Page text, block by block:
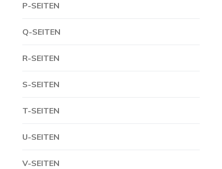
P-SEITEN
Q-SEITEN
R-SEITEN
S-SEITEN
T-SEITEN
U-SEITEN
V-SEITEN